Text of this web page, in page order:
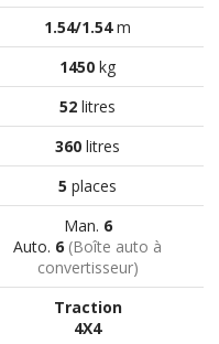
1.54/1.54m
1450 kg
52 litres
360 litres
5 places
Man. 6
Auto. 6 (Boîte auto à
convertisseur)
Traction
4X4